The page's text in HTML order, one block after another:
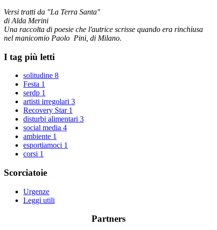
Versi tratti da "La Terra Santa"
di Alda Merini
Una raccolta di poesie che l'autrice scrisse quando era rinchiusa
nel manicomio Paolo Pini, di Milano.
I tag più letti
solitudine 8
Festa 1
serdp 1
artisti irregolari 3
Recovery Star 1
disturbi alimentari 3
social media 4
ambiente 1
esportiamoci 1
corsi 1
Scorciatoie
Urgenze
Leggi utili
Partners